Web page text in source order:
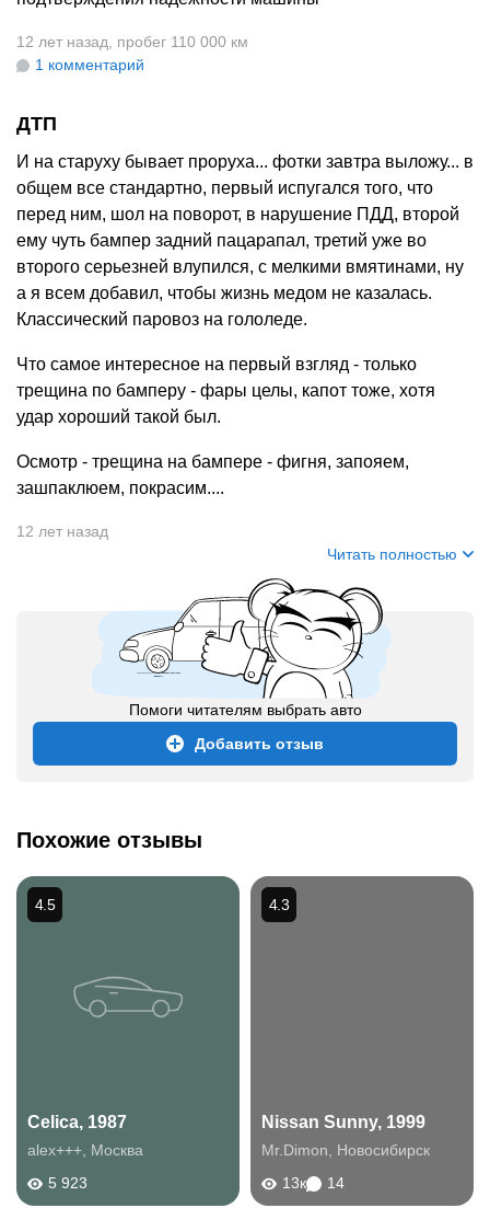
12 лет назад
пробег 110 000 км
1 комментарий
ДТП
И на старуху бывает проруха... фотки завтра выложу... в
общем все стандартно, первый испугался того, что
перед ним, шол на поворот, в нарушение ПДД, второй
ему чуть бампер задний пацарапал, третий уже во
второго серьезней влупился, с мелкими вмятинами, ну
а я всем добавил, чтобы жизнь медом не казалась.
Классический паровоз на гололеде.
Что самое интересное на первый взгляд - только
трещина по бамперу - фары целы, капот тоже, хотя
удар хороший такой был.
Осмотр - трещина на бампере - фигня, запояем,
зашпаклюем, покрасим....
12 лет назад
Читать полностью
Помоги читателям выбрать авто
Добавить отзыв
Похожие отзывы
Celica, 1987
alex+++ Москва
5 923
4.5
Nissan Sunny, 1999
Mr.Dimon
Новосибирск
13к
14
4.3